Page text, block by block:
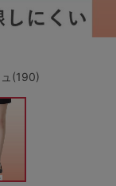
D80
E85
てのサイズを表示する
(190)